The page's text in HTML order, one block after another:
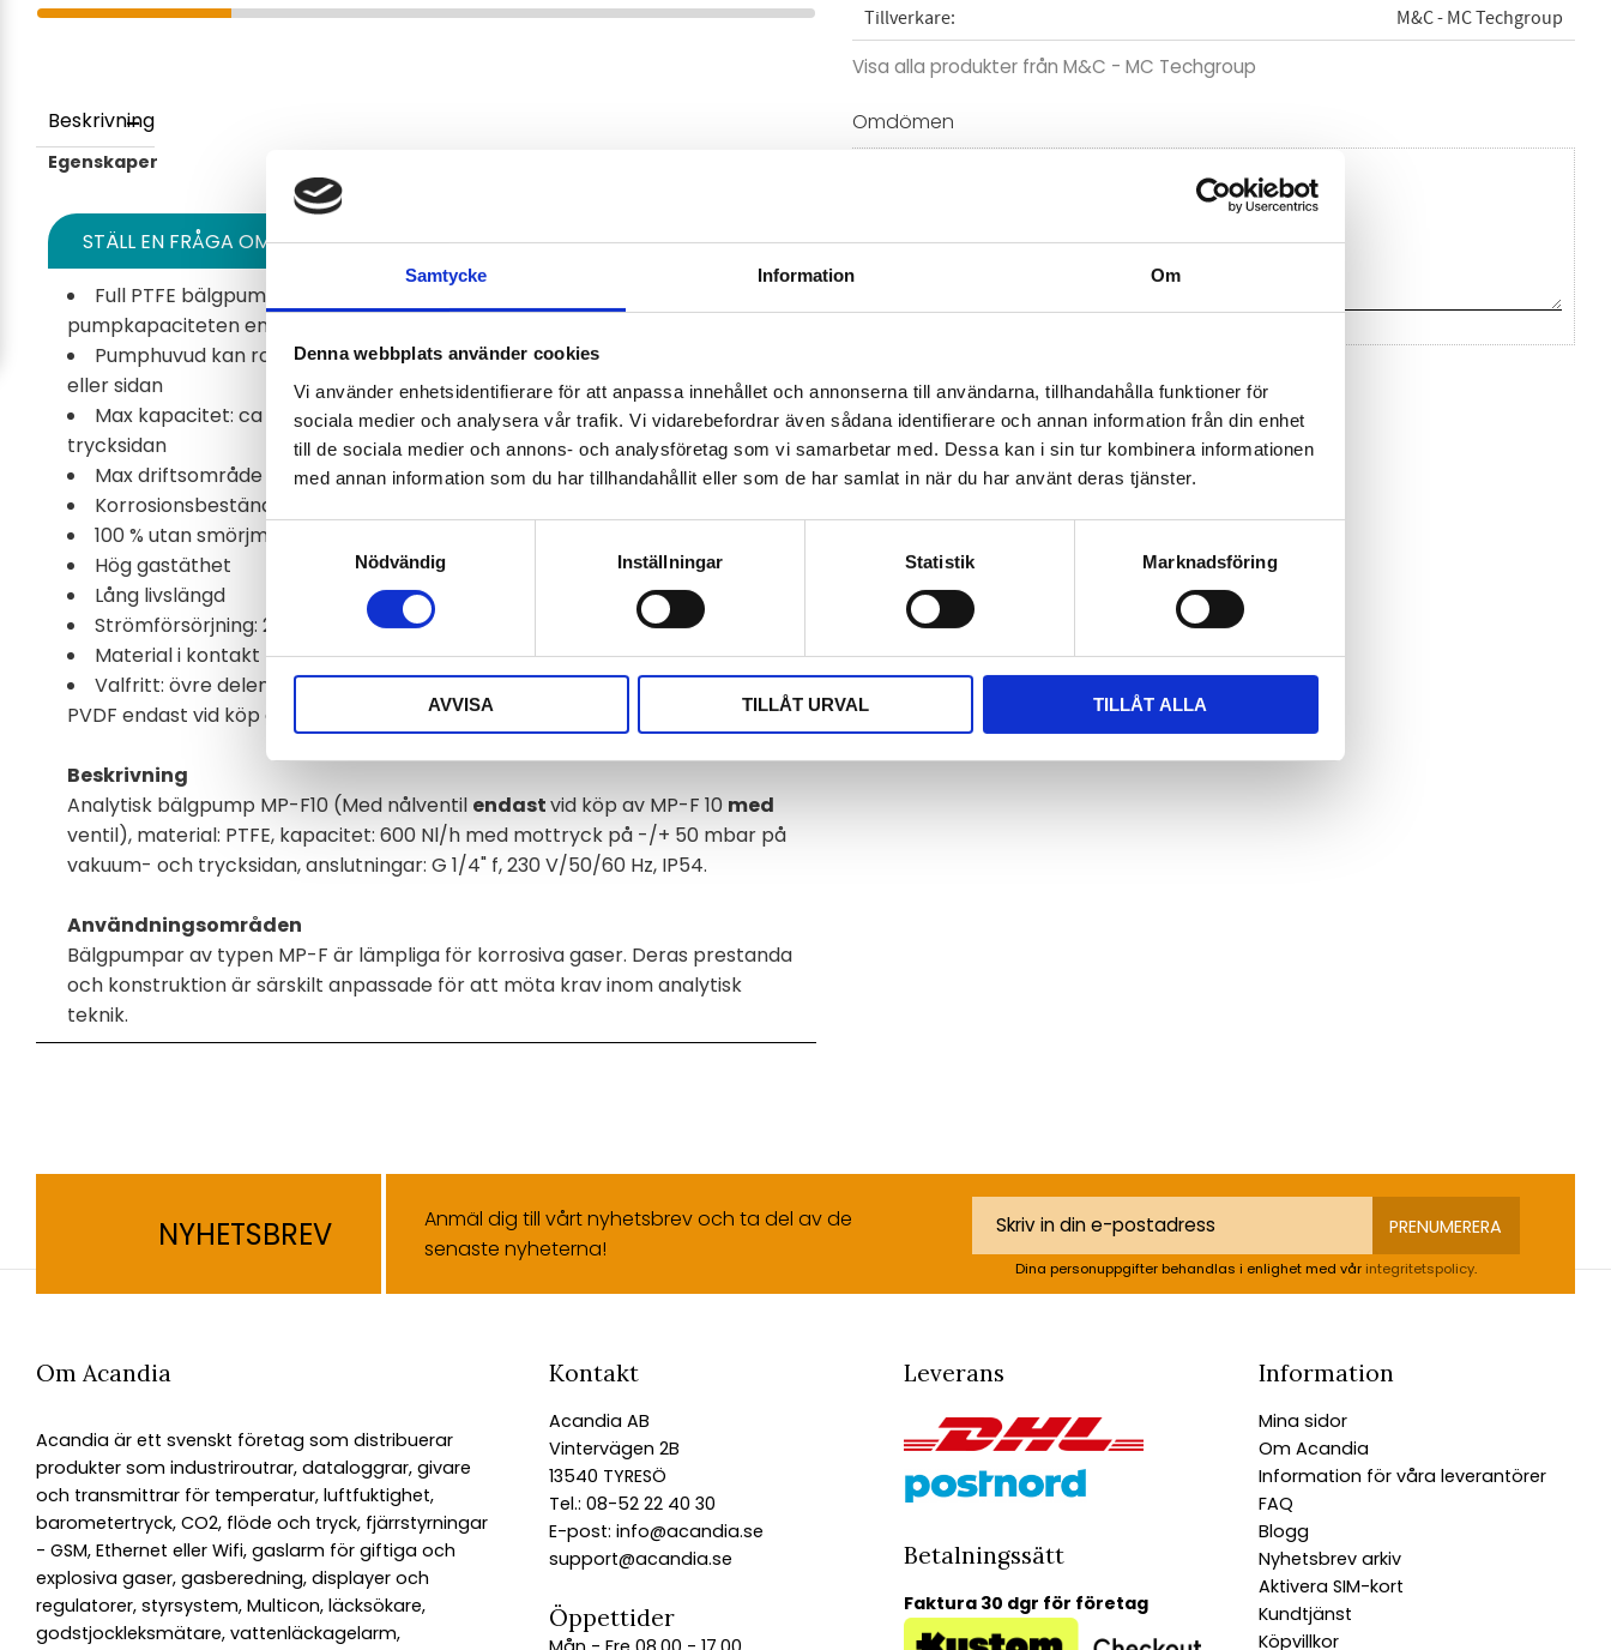
Samtycke Information Om
Denna webbplats använder cookies
Vi använder enhetsidentifierare för att anpassa innehållet och annonserna till användarna, tillhandahålla funktioner för
sociala medier och analysera vår trafik. Vi vidarebefordrar även sådana identifierare och annan information från din enhet
till de sociala medier och annons- och analysföretag som vi samarbetar med. Dessa kan i sin tur kombinera informationen
med annan information som du har tillhandahållit eller som de har samlat in när du har använt deras tjänster.
Samtyckesval
Nödvändig
Inställningar Statistik Marknadsföring
AVVISA TILLÅT URVAL TILLÅT ALLA
Tillverkare
M&C - MC Techgroup
Visa alla produkter från M&C - MC Techgroup
Beskrivning
Egenskaper
STÄLL EN FRÅGA OM PRODUKTEN
Full PTFE bälgpump. (Med bypass-nålventil för justering av
pumpkapaciteten endast
Pumphuvud kan roteras i 90° steg och anslutas till gasledningen från ovan
eller sidan
Max kapacitet: ca 10 Nl/min med mottryck på ±50 mbar på vakuum- och
trycksidan
Max driftsområde för tryck: 0,3 till 2,5 bar abs.
Korrosionsbeständig
100 % utan smörjmedel
Hög gastäthet
Lång livslängd
Strömförsörjning: 230 V/50 Hz, valfritt 230 V/60 Hz
Material i kontakt med provgas: PTFE, PFA, FEP, PVDF
Valfritt: övre delen av pumpen i rostfritt stål. (Med bypass-nålventil i
PVDF endast vid köp av MP-F 10
ventil)
Beskrivning
Analytisk bälgpump MP-F10 (Med nålventil endastvid köp av MP-F 10 med
ventil), material: PTFE, kapacitet: 600 Nl/h med mottryck på -/+ 50 mbar på
vakuum- och trycksidan, anslutningar: G 1/4" f, 230 V/50/60 Hz, IP54.
Användningsområden
Bälgpumpar av typen MP-F är lämpliga för korrosiva gaser. Deras prestanda
och konstruktion är särskilt anpassade för att möta krav inom analytisk
teknik.
Omdömen
Bli den första att lämna ett omdöme.
NYHETSBREV
Anmäl dig till vårt nyhetsbrev och ta del av de
senaste nyheterna!
PRENUMERERA
Dina personuppgifter behandlas i enlighet med vår integritetspolicy.
Om Acandia
Acandia är ett svenskt företag som distribuerar
produkter som industriroutrar, dataloggrar, givare
och transmittrar för temperatur, luftfuktighet,
barometertryck, CO2, flöde och tryck, fjärrstyrningar
- GSM, Ethernet eller Wifi, gaslarm för giftiga och
explosiva gaser, gasberedning, displayer och
regulatorer, styrsystem, Multicon, läcksökare,
godstjockleksmätare, vattenläckagelarm,
Kontakt
Acandia AB
Vintervägen 2B
13540 TYRESÖ
Tel.: 08-52 22 40 30
E-post: info@acandia.se
support@acandia.se
Öppettider
Leverans
Betalningssätt
Faktura 30 dgr för företag
Information
Mina sidor
Om Acandia
Information för våra leverantörer
FAQ
Blogg
Nyhetsbrev arkiv
Aktivera SIM-kort
Kundtjänst
Köpvillkor